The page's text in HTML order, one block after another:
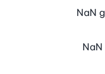
NaN g
NaN